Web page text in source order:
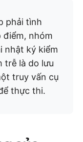
phải tình
nhóm
nhật ký kiểm
trễ là do lưu
truy vấn cụ
thực thi.